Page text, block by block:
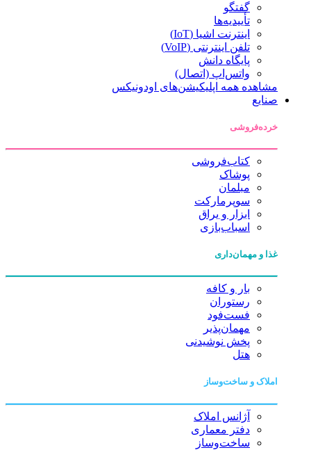
گفتگو
تأییدیه‌ها
اینترنت اشیا (IoT)
تلفن اینترنتی (VoIP)
پایگاه دانش
واتس‌اپ (اتصال)
مشاهده همه اپلیکیشن‌های اودونیکس
صنایع
خرده‌فروشی
کتاب‌فروشی
پوشاک
مبلمان
سوپرمارکت
ابزار و یراق
اسباب‌بازی
غذا و مهمان‌داری
بار و کافه
رستوران
فست‌فود
مهمان‌پذیر
پخش نوشیدنی
هتل
املاک و ساخت‌وساز
آژانس املاک
دفتر معماری
ساخت‌وساز